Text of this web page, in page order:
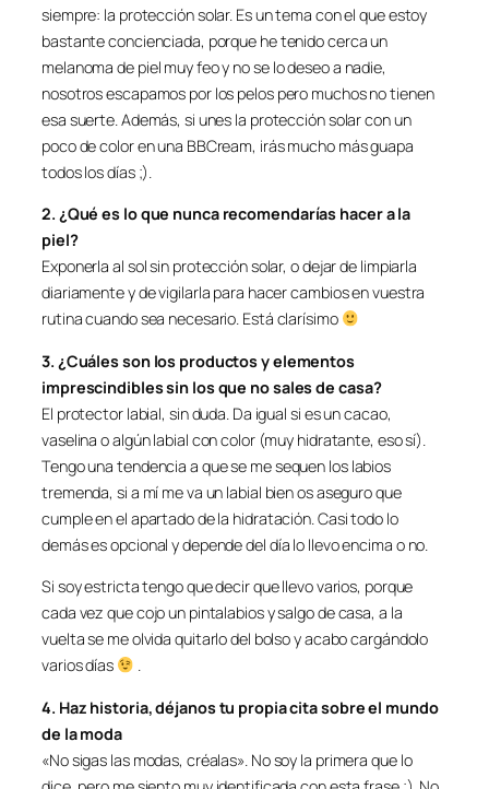
siempre: la protección solar. Es un tema con el que estoy
bastante concienciada, porque he tenido cerca un
melanoma de piel muy feo y no se lo deseo a nadie,
nosotros escapamos por los pelos pero muchos no tienen
esa suerte. Además, si unes la protección solar con un
poco de color en una BBCream, irás mucho más guapa
todos los días ;).
2. ¿Qué es lo que nunca recomendarías hacer a la
piel?
Exponerla al sol sin protección solar, o dejar de limpiarla
diariamente y de vigilarla para hacer cambios en vuestra
rutina cuando sea necesario. Está clarísimo
3. ¿Cuáles son los productos y elementos
imprescindibles sin los que no sales de casa?
El protector labial, sin duda. Da igual si es un cacao,
vaselina o algún labial con color (muy hidratante, eso sí).
Tengo una tendencia a que se me sequen los labios
tremenda, si a mí me va un labial bien os aseguro que
cumple en el apartado de la hidratación. Casi todo lo
demás es opcional y depende del día lo llevo encima o no.
Si soy estricta tengo que decir que llevo varios, porque
cada vez que cojo un pintalabios y salgo de casa, a la
vuelta se me olvida quitarlo del bolso y acabo cargándolo
varios días
.
4. Haz historia, déjanos tu propia cita sobre el mundo
de la moda
«No sigas las modas, créalas». No soy la primera que lo